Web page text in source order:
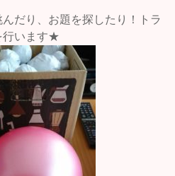
だり、お題を探したり！トラ
行います★